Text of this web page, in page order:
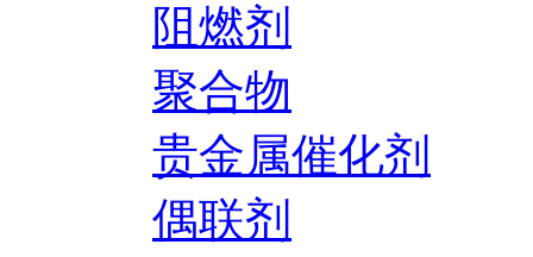
阻燃剂
聚合物
贵金属催化剂
偶联剂